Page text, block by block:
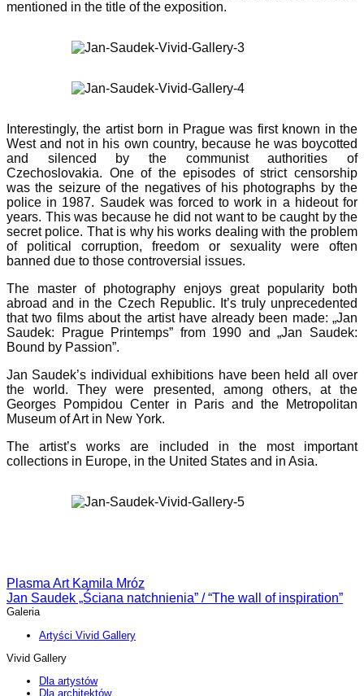
mentioned in the title of the exposition.
Interestingly, the artist born in Prague was first known in the
West and not in his own country, because he was boycotted
and silenced by the communist authorities of
Czechoslovakia. One of the episodes of strict censorship
was the seizure of the negatives of his photographs by the
police in 1987. Saudek was forced to work in a hideout for
years. This was because he did not want to be caught by the
secret police. That is why his works dealing with the problem
of political corruption, freedom or sexuality were often
banned due to those controversial issues.
The master of photography enjoys great popularity both
abroad and in the Czech Republic. It’s truly unprecedented
that two films about the artist have already been made: „Jan
Saudek: Prague Printemps” from 1990 and „Jan Saudek:
Bound by Passion”.
Jan Saudek’s individual exhibitions have been held all over
the world. They were presented, among others, at the
Georges Pompidou Center in Paris and the Metropolitan
Museum of Art in New York.
The artist’s works are included in the most important
collections in Europe, in the United States and in Asia.
Plasma Art Kamila Mróz
Jan Saudek „Ściana natchnienia” / “The wall of inspiration”
Galeria
Artyści Vivid Gallery
Vivid Gallery
Dla artystów
Dla architektów